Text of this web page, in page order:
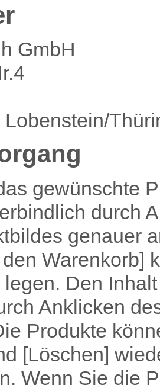
GmbH
gewünschte
durch
genauer
Warenkorb]
Den
Anklicken
Produkte
[Löschen]
Wenn Sie die